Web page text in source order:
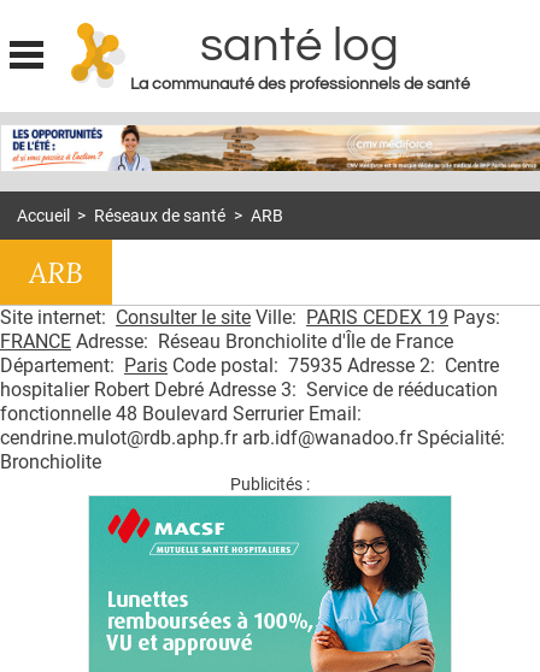
Jump to navigation
santé log
La communauté des professionnels de santé
MON COMPTE
ACTUS
DOSSIERS
RÉSEAUX
E-REVUE SAD
THÉMA
QUI SOMMES-NOUS ?
CONDITIONS GÉNÉRALES
Accueil > Réseaux de santé > ARB
ARB
Site internet: Consulter le site Ville: PARIS CEDEX 19 Pays:
FRANCE Adresse: Réseau Bronchiolite d'Île de France
Département: Paris Code postal: 75935 Adresse 2: Centre
hospitalier Robert Debré Adresse 3: Service de rééducation
fonctionnelle 48 Boulevard Serrurier Email:
cendrine.mulot@rdb.aphp.fr arb.idf@wanadoo.fr Spécialité:
Bronchiolite
Publicités :